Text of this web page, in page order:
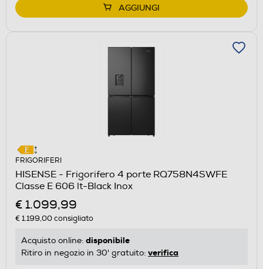
AGGIUNGI
FRIGORIFERI
HISENSE - Frigorifero 4 porte RQ758N4SWFE
Classe E 606 lt-Black Inox
€ 1.099,99
€ 1.199,00consigliato
Acquisto online: disponibile
Ritiro in negozio in 30' gratuito: verifica